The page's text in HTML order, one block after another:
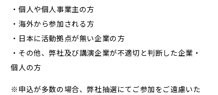
・個人や個人事業主の方
・海外から参加される方
・日本に活動拠点が無い企業の方
・その他、弊社及び講演企業が不適切と判断した企業・
個人の方
※申込が多数の場合、弊社抽選にてご参加をご遠慮いた